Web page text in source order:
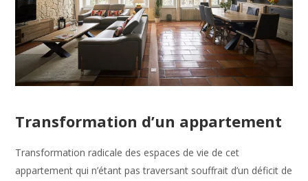
Transformation d’un appartement
Transformation radicale des espaces de vie de cet
appartement qui n’étant pas traversant souffrait d’un déficit de